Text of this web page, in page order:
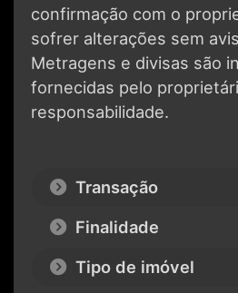
confirmação com o
sofrer alterações sem
Metragens e divisas são
fornecidas pelo
responsabilidade.
Transação
Finalidade
Tipo de imóvel